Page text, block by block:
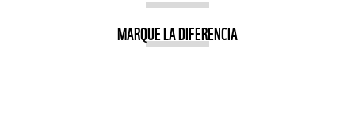
MARQUE LA DIFERENCIA